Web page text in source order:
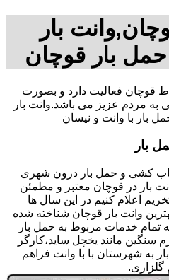
بار
بار قوچان
قوچان فعالیت دارد و بصورت
به مردم عزیز می باشد.وانت بار
بار با وانت و نیسان
بار
کشی و حمل بار درون شهری
بار در قوچان معتبر و مطمئن
اعلام کنیم در این سال ها
وانت بار قوچان شناخته شده
تمام خدمات مربوط به حمل بار
سنگین مانند یخچل ساید،کارگر
به شهرستان با با وانت فراهم